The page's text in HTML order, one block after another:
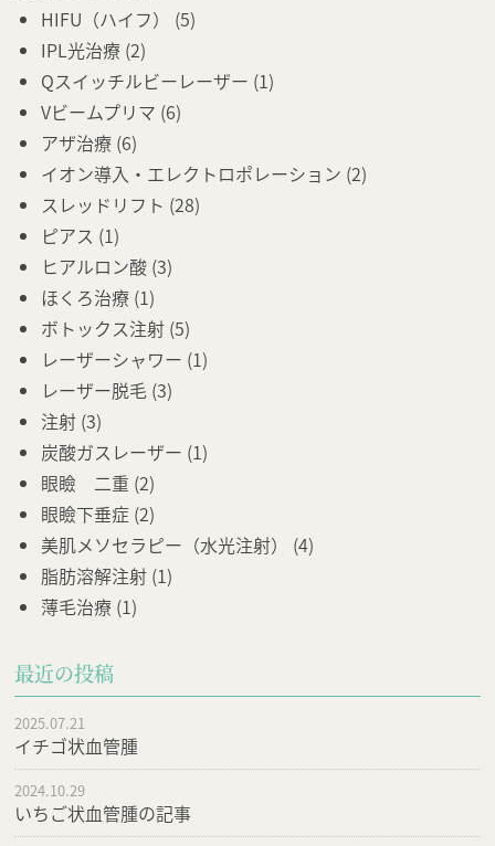
HIFU（ハイフ）
(5)
IPL光治療 (2)
Qスイッチルビーレーザー (1)
Vビームプリマ (6)
アザ治療 (6)
イオン導入・エレクトロポレーション (2)
スレッドリフト (28)
ピアス (1)
ヒアルロン酸 (3)
ほくろ治療 (1)
ボトックス注射 (5)
レーザーシャワー (1)
レーザー脱毛 (3)
注射 (3)
炭酸ガスレーザー (1)
眼瞼 二重 (2)
眼瞼下垂症 (2)
美肌メソセラピー（水光注射）
(4)
脂肪溶解注射 (1)
薄毛治療 (1)
最近の投稿
イチゴ状血管腫
2025.07.21
いちご状血管腫の記事
2024.10.29